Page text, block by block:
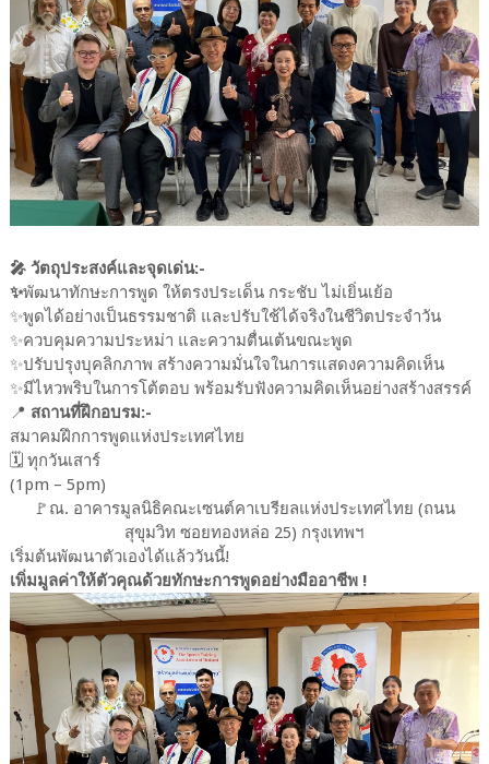
🎤 วัตถุประสงค์และจุดเด่น:-
✨️พัฒนาทักษะการพูด ให้ตรงประเด็น กระชับ ไม่เยิ่นเย้อ
✨️พูดได้อย่างเป็นธรรมชาติ และปรับใช้ได้จริงในชีวิตประจำวัน
✨️ควบคุมความประหม่า และความตื่นเต้นขณะพูด
✨️ปรับปรุงบุคลิกภาพ สร้างความมั่นใจในการแสดงความคิดเห็น
✨️มีไหวพริบในการโต้ตอบ พร้อมรับฟังความคิดเห็นอย่างสร้างสรรค์
📍 สถานที่ฝึกอบรม:-
สมาคมฝึกการพูดแห่งประเทศไทย
🗓️ ทุกวันเสาร์
(1pm – 5pm)
🚩ณ. อาคารมูลนิธิคณะเซนต์คาเบรียลแห่งประเทศไทย (ถนน
สุขุมวิท ซอยทองหล่อ 25) กรุงเทพฯ
เริ่มต้นพัฒนาตัวเองได้แล้ววันนี้!
เพิ่มมูลค่าให้ตัวคุณด้วยทักษะการพูดอย่างมืออาชีพ !